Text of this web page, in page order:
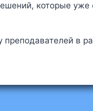
которые
в